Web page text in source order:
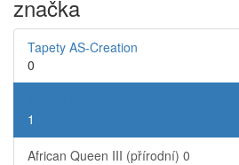
značka
Tapety AS-Creation
0
1
African Queen III (přírodní) 0